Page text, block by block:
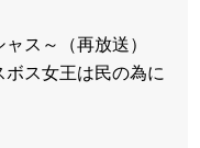
ス～（再放送）
ス女王は民の為に